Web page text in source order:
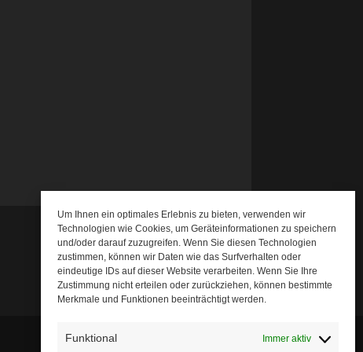
Um Ihnen ein optimales Erlebnis zu bieten, verwenden wir
Technologien wie Cookies, um Geräteinformationen zu speichern
und/oder darauf zuzugreifen. Wenn Sie diesen Technologien
zustimmen, können wir Daten wie das Surfverhalten oder
eindeutige IDs auf dieser Website verarbeiten. Wenn Sie Ihre
Zustimmung nicht erteilen oder zurückziehen, können bestimmte
Merkmale und Funktionen beeinträchtigt werden.
Funktional Immer aktiv